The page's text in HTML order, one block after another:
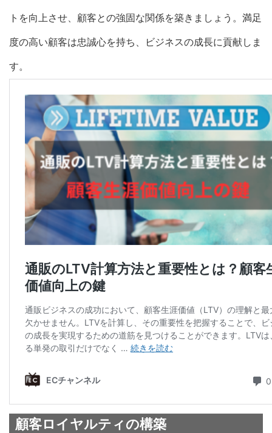
トを向上させ、顧客との強固な関係を築きましょう。満足
度の高い顧客は忠誠心を持ち、ビジネスの成長に貢献しま
す。
顧客ロイヤルティの構築